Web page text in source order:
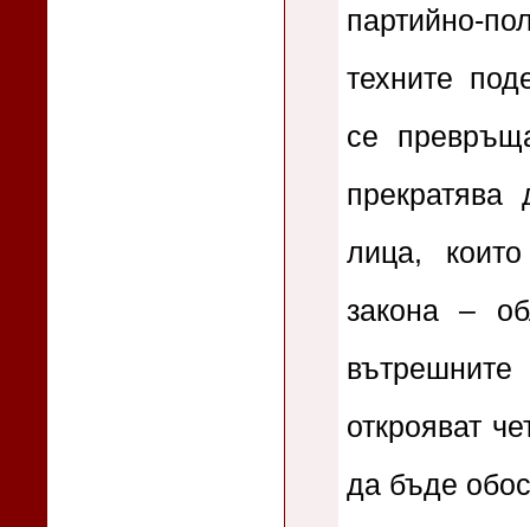
партийно-
техните
се
лица,
закона –
открояват
да бъде